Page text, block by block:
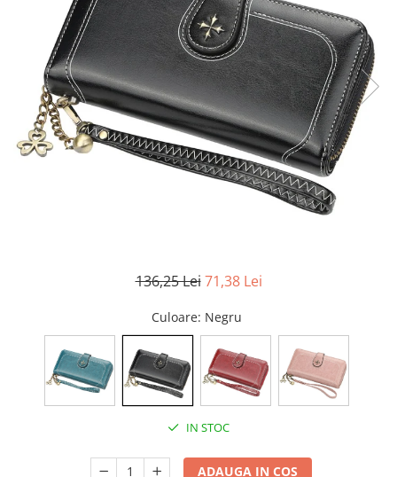
136,25 Lei 71,38 Lei
Culoare: Negru
IN STOC
ADAUGA IN COS